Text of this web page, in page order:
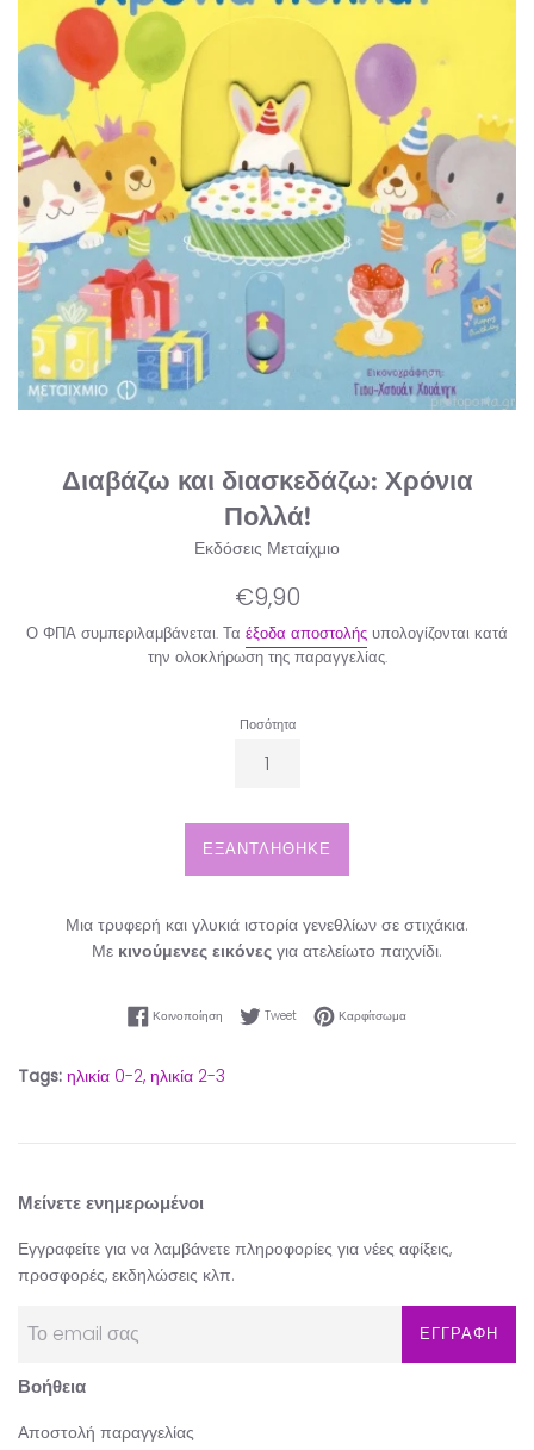
Διαβάζω και διασκεδάζω: Χρόνια
Πολλά!
Εκδόσεις Μεταίχμιο
Κανονική
€9,90
Ο ΦΠΑ συμπεριλαμβάνεται. Τα έξοδα αποστολής υπολογίζονται κατά
την ολοκλήρωση της παραγγελίας.
Ποσότητα
ΕΞΑΝΤΛΉΘΗΚΕ
Μια τρυφερή και γλυκιά ιστορία γενεθλίων σε στιχάκια.
Με κινούμενες εικόνες για ατελείωτο παιχνίδι.
Κοινοποίηση Κοινοποίηση στο Facebook
TweetTweet στο Twitter
ΚαρφίτσωμαΚαρφίτσωμα στο
Tags: ηλικία 0-2, ηλικία 2-3
Μείνετε ενημερωμένοι
Εγγραφείτε για να λαμβάνετε πληροφορίες για νέες αφίξεις,
προσφορές, εκδηλώσεις κλπ.
ΕΓΓΡΑΦΗ
Βοήθεια
Αποστολή παραγγελίας